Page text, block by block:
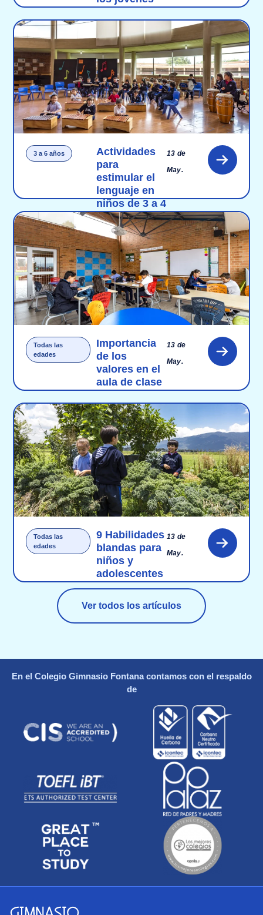
3 a 6 años
Actividades
para
estimular el
lenguaje en
niños de 3 a 4
años
13 de
May.
Todas las
edades
Importancia
de los
valores en el
aula de clase
13 de
May.
Todas las
edades
9 Habilidades
blandas para
niños y
adolescentes
13 de
May.
Ver todos los artículos
En el Colegio Gimnasio Fontana contamos con el respaldo
de